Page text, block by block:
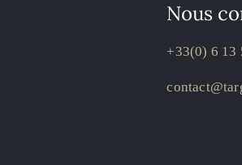
Nous
+33(0) 6 13